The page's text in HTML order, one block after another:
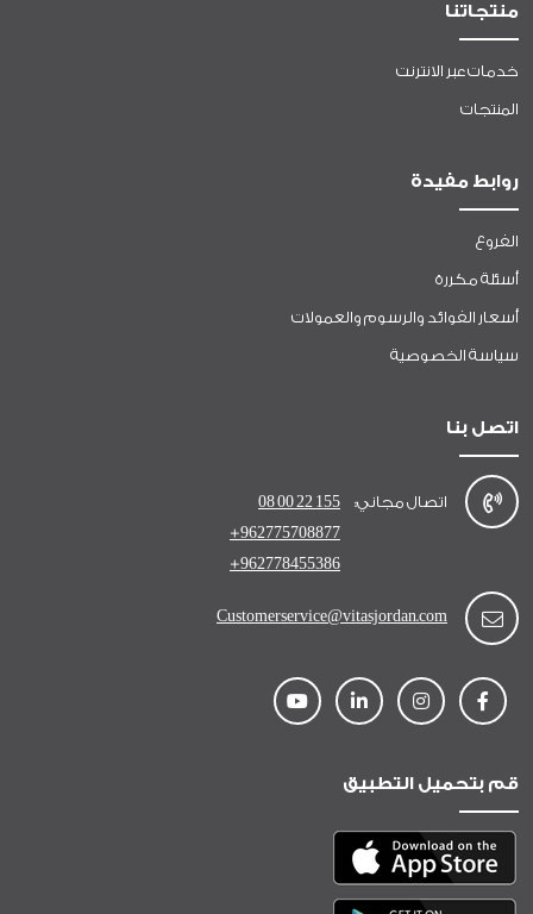
منتجاتنا
خدمات عبر الانترنت
المنتجات
روابط مفيدة
الفروع
أسئلة مكررة
أسعار الفوائد والرسوم والعمولات
سياسة الخصوصية
اتصل بنا
اتصال مجاني:
08 00 22 155
+962775708877
+962778455386
Customerservice@vitasjordan.com
قم بتحميل التطبيق